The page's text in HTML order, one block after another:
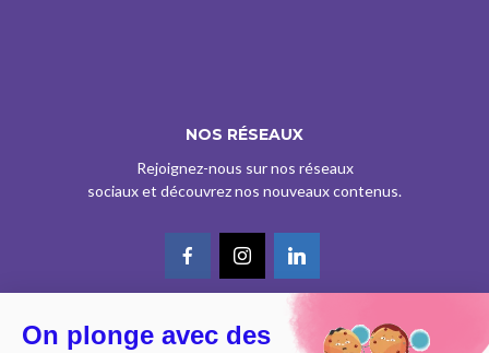
NOS RÉSEAUX
Rejoignez-nous sur nos réseaux
sociaux et découvrez nos nouveaux contenus.
On plonge avec des